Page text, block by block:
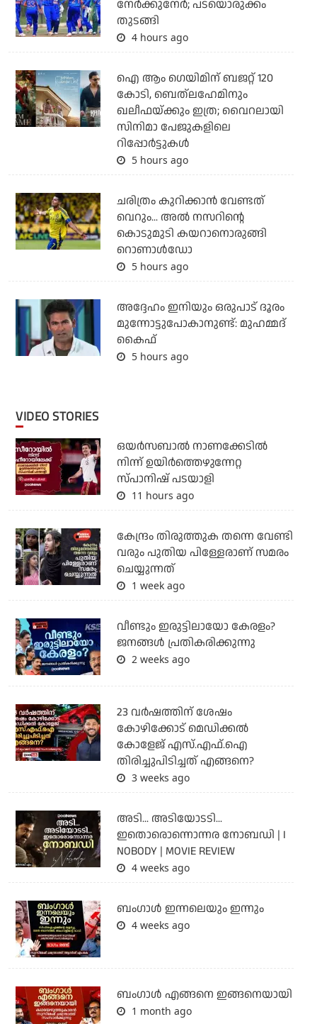
നേര്‍ക്കുനേര്‍; പടയൊരുക്കം
തുടങ്ങി
4 hours ago
ഐ ആം ഗെയിമിന് ബജറ്റ് 120
കോടി, ബെത്‌ലഹേമിനും
ഖലീഫയ്ക്കും ഇത്ര; വൈറലായി
സിനിമാ പേജുകളിലെ
റിപ്പോര്‍ട്ടുകള്‍
5 hours ago
ചരിത്രം കുറിക്കാന്‍ വേണ്ടത്
വെറും... അല്‍ നസറിന്റെ
കൊടുമുടി കയറാനൊരുങ്ങി
റൊണാള്‍ഡോ
5 hours ago
അദ്ദേഹം ഇനിയും ഒരുപാട് ദൂരം
മുന്നോട്ടുപോകാനുണ്ട്: മുഹമ്മദ്
കൈഫ്
5 hours ago
VIDEO STORIES
ഒയര്‍സബാൽ നാണക്കേടിൽ
നിന്ന് ഉയിർത്തെഴുന്നേറ്റ
സ്പാനിഷ് പടയാളി
11 hours ago
കേന്ദ്രം തിരുത്തുക തന്നെ വേണ്ടി
വരും പുതിയ പിള്ളേരാണ് സമരം
ചെയ്യുന്നത്
1 week ago
വീണ്ടും ഇരുട്ടിലായോ കേരളം?
ജനങ്ങൾ പ്രതികരിക്കുന്നു
2 weeks ago
23 വർഷത്തിന് ശേഷം
കോഴിക്കോട് മെഡിക്കൽ
കോളേജ് എസ്.എഫ്.ഐ
തിരിച്ചുപിടിച്ചത് എങ്ങനെ?
3 weeks ago
അടി... അടിയോടടി...
ഇതൊരൊന്നൊന്നര നോബഡി | I
NOBODY | MOVIE REVIEW
4 weeks ago
ബംഗാള്‍ ഇന്നലെയും ഇന്നും
4 weeks ago
ബം​ഗാൾ എങ്ങനെ ഇങ്ങനെയായി
1 month ago